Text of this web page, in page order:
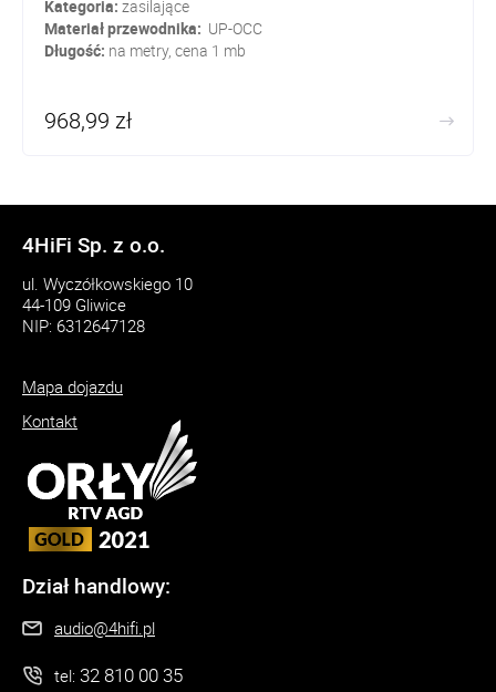
Kategoria: zasilające
Materiał przewodnika: UP-OCC
Długość: na metry, cena 1 mb
968,99 zł
4HiFi Sp. z o.o.
ul. Wyczółkowskiego 10
44-109 Gliwice
NIP: 6312647128
Mapa dojazdu
Kontakt
Dział handlowy:
audio@4hifi.pl
tel: 32 810 00 35